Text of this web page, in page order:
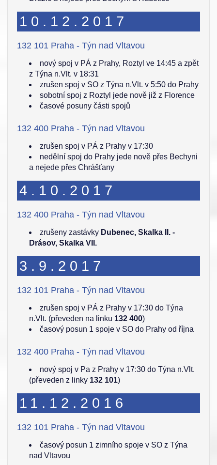
10.12.2017
132 101 Praha - Týn nad Vltavou
nový spoj v PÁ z Prahy, Roztyl ve 14:45 a zpět
z Týna n.Vlt. v 18:31
zrušen spoj v SO z Týna n.Vlt. v 5:50 do Prahy
sobotní spoj z Roztyl jede nově již z Florence
časové posuny části spojů
132 400 Praha - Týn nad Vltavou
zrušen spoj v PÁ z Prahy v 17:30
nedělní spoj do Prahy jede nově přes Bechyni
a nejede přes Chrášťany
4.10.2017
132 400 Praha - Týn nad Vltavou
zrušeny zastávky Dubenec, Skalka II. -
Drásov, Skalka VII.
3.9.2017
132 101 Praha - Týn nad Vltavou
zrušen spoj v PÁ z Prahy v 17:30 do Týna
n.Vlt. (převeden na linku 132 400)
časový posun 1 spoje v SO do Prahy od října
132 400 Praha - Týn nad Vltavou
nový spoj v Pa z Prahy v 17:30 do Týna n.Vlt.
(převeden z linky 132 101)
11.12.2016
132 101 Praha - Týn nad Vltavou
časový posun 1 zimního spoje v SO z Týna
nad Vltavou